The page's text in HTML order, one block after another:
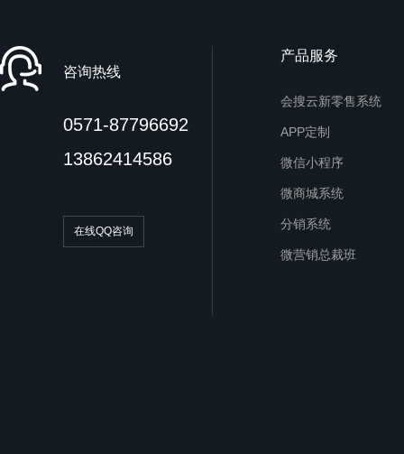
咨询热线
0571-87796692
13862414586
在线QQ咨询
产品服务
会搜云新零售系统
APP定制
微信小程序
微商城系统
分销系统
微营销总裁班